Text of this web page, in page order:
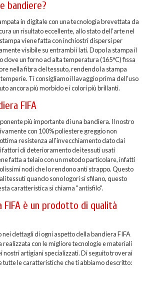
bandiere?
in digitale con una tecnologia brevettata da
un risultato eccellente, allo stato dell’arte nel
viene fatta con inchiostri dispersi per
visibile su entrambi i lati. Dopo la stampa il
dove un forno ad alta temperatura (165°C) fissa
nella fibra del tessuto, rendendo la stampa
Ti consigliamo il lavaggio prima dell’uso
ancora più morbido e i colori più brillanti.
FIFA
più importante di una bandiera. Il nostro
con 100% poliestere greggio non
resistenza all'invecchiamento dato dai
fattori di deterioramento dei tessuti usati
fatta a telaio con un metodo particolare, infatti
nodi che lo rendono anti strappo. Questo
tessuti quando sono logori si sfilano, questo
caratteristica si chiama "antisfilo".
FIFA è un prodotto di qualità
dettagli di ogni aspetto della bandiera FIFA
realizzata con le migliore tecnologie e materiali
nostri artigiani specializzati. Di seguito troverai
tutte le caratteristiche che ti abbiamo descritto: